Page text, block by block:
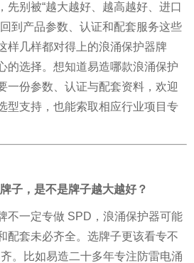
先别被“越大越好、越高越好、进口
到产品参数、认证和配套服务这些
样几样都对得上的浪涌保护器牌
的选择。 想知道易造哪款浪涌保护
一份参数、认证与配套资料，欢迎
型支持，也能索取相应行业项目专
子，是不是牌子越大越好？
不一定专做 SPD，浪涌保护器可能
配套未必齐全。选牌子更该看专不
。比如易造二十多年专注防雷电涌